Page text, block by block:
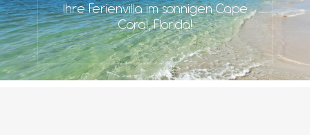
Ihre Ferienvilla im sonnigen Cape
Coral, Florida!